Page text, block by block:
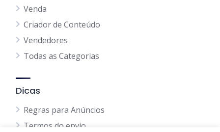
Venda
Criador de Conteúdo
Vendedores
Todas as Categorias
Dicas
Regras para Anúncios
Termos do envio